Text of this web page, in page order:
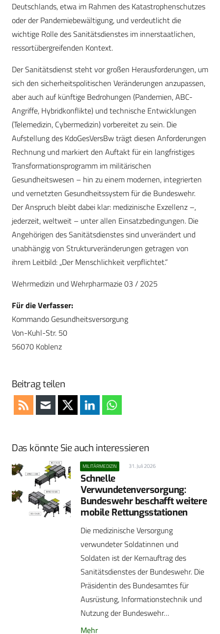
Deutschlands, etwa im Rahmen des Katastrophenschutzes
oder der Pandemiebewältigung, und verdeutlicht die
wichtige Rolle des Sanitätsdienstes im innerstaatlichen,
ressortübergreifenden Kontext.
Der Sanitätsdienst steht vor großen Herausforderungen, um
sich den sicherheitspolitischen Veränderungen anzupassen,
aber auch auf künftige Bedrohungen (Pandemien, ABC-
Angriffe, Hybridkonflikte) und technische Entwicklungen
(Telemedizin, Cybermedizin) vorbereitet zu sein. Die
Aufstellung des KdoGesVersBw trägt diesen Anforderungen
Rechnung und markiert den Auftakt für ein langfristiges
Transformationsprogramm im militärischen
Gesundheitswesen – hin zu einem modernen, integrierten
und vernetzten Gesundheitssystem für die Bundeswehr.
Der Anspruch bleibt dabei klar: medizinische Exzellenz –,
jederzeit, weltweit – unter allen Einsatzbedingungen. Die
Angehörigen des Sanitätsdienstes sind unverändert und
unabhängig von Strukturveränderungen getragen von
ihrem Leitbild: „Der Menschlichkeit verpflichtet.“
Wehrmedizin und Wehrpharmazie 03 / 2025
Für die Verfasser:
Kommando Gesundheitsversorgung
Von-Kuhl-Str. 50
56070 Koblenz
Beitrag teilen
Das könnte Sie auch interessieren
MILITÄRMEDIZIN 31. Juli 2026
Schnelle
Verwundetenversorgung:
Bundeswehr beschafft weitere
mobile Rettungsstationen
Die medizinische Versorgung
verwundeter Soldatinnen und
Soldaten ist der Kernauftrag des
Sanitätsdienstes der Bundeswehr. Die
Präsidentin des Bundesamtes für
Ausrüstung, Informationstechnik und
Nutzung der Bundeswehr…
Mehr